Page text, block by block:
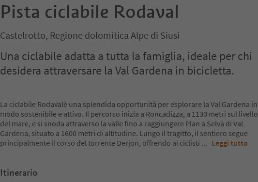
Pista ciclabile Rodaval
Castelrotto, Regione dolomitica Alpe di Siusi
Una ciclabile adatta a tutta la famiglia, ideale per chi
desidera attraversare la Val Gardena in bicicletta.
La ciclabile Rodavalè una splendida opportunità per esplorare la Val Gardena in
modo sostenibile e attivo. Il percorso inizia a Roncadizza, a 1130 metri sul livello
del mare, e si snoda attraverso la valle fino a raggiungere Plan a Selva di Val
Gardena, situato a 1600 metri di altitudine. Lungo il tragitto, il sentiero segue
principalmente il corso del torrente Derjon, offrendo ai ciclisti ... Leggi tutto
Itinerario